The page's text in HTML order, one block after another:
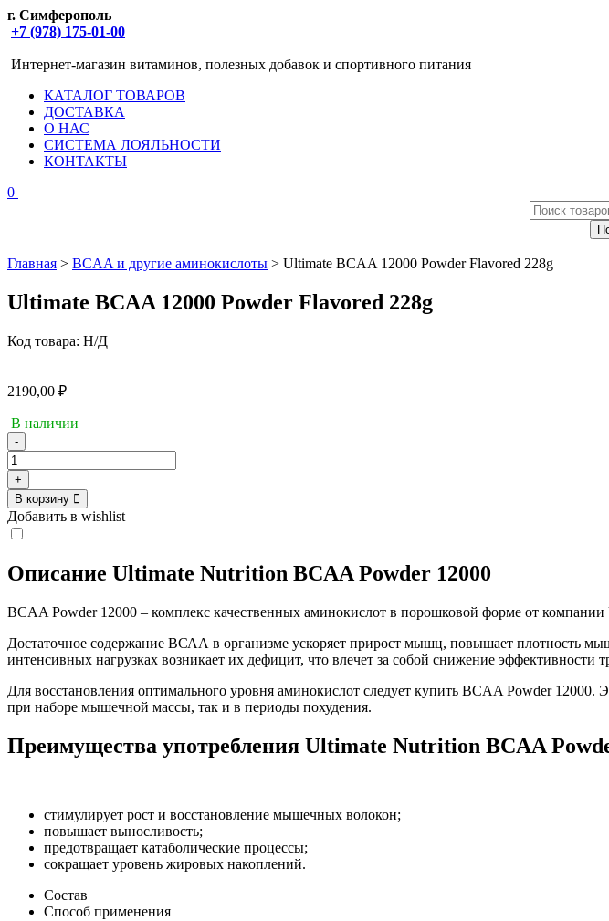
г. Симферополь
+7 (978) 175-01-00
Интернет-магазин витаминов, полезных добавок и спортивного питания
КАТАЛОГ ТОВАРОВ
ДОСТАВКА
О НАС
СИСТЕМА ЛОЯЛЬНОСТИ
КОНТАКТЫ
0
Поиск
товаров
Главная > BCAA и другие аминокислоты > Ultimate BCAA 12000 Powder Flavored 228g
Ultimate BCAA 12000 Powder Flavored 228g
Код товара: Н/Д
2190,00 ₽
В наличии
-
Количество
товара
Ultimate
BCAA
12000
Powder
228g
+
В корзину
Добавить в wishlist
Описание Ultimate Nutrition BCAA Powder 12000
BCAA Powder 12000 – комплекс качественных аминокислот в порошковой форме от
Достаточное содержание ВСАА в организме ускоряет прирост мышц, повышает плотность
интенсивных нагрузках возникает их дефицит, что влечет за собой снижение эффективности
Для восстановления оптимального уровня аминокислот следует купить BCAA Powder
при наборе мышечной массы, так и в периоды похудения.
Преимущества употребления Ultimate Nutrition BCAA
стимулирует рост и восстановление мышечных волокон;
повышает выносливость;
предотвращает катаболические процессы;
сокращает уровень жировых накоплений.
Состав
Способ применения